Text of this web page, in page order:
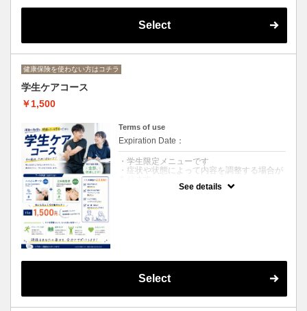
す。＊＊
Select
健康保険を使わない方はコチラ
学生ケアコース
￥1,500
Terms of use
Expiration Date：
・学生限定メニューです
・症状や状態によって内容を調整する場合が
パン」「疲れが抜けにくい」など、日々の負
担が気になる方におすすめです。
See details
Select